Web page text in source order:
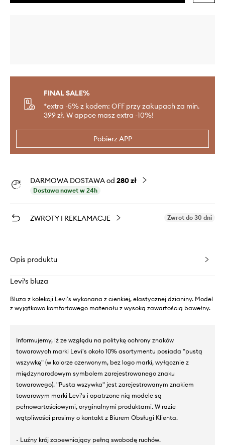
FINAL SALE%
*extra -5% z kodem: OFF przy zakupach za min.
399 zł. W appce masz extra -10%!
Pobierz APP
DARMOWA DOSTAWA od 280 zł
Dostawa nawet w 24h
ZWROTY I REKLAMACJE Zwrot do 30 dni
Opis produktu
Levi's bluza
Bluza z kolekcji Levi's wykonana z cienkiej, elastycznej dzianiny. Model
z wyjątkowo komfortowego materiału z wysoką zawartością bawełny.
Informujemy, iż ze względu na politykę ochrony znaków
towarowych marki Levi's około 10% asortymentu posiada "pustą
wszywkę" (w kolorze czerwonym, bez logo marki, wyłącznie z
międzynarodowym symbolem zarejestrowanego znaku
towarowego). "Pusta wszywka" jest zarejestrowanym znakiem
towarowym marki Levi's i opatrzone nią modele są
pełnowartościowymi, oryginalnymi produktami. W razie
wątpliwości prosimy o kontakt z Biurem Obsługi Klienta.
- Luźny krój zapewniający pełną swobodę ruchów.